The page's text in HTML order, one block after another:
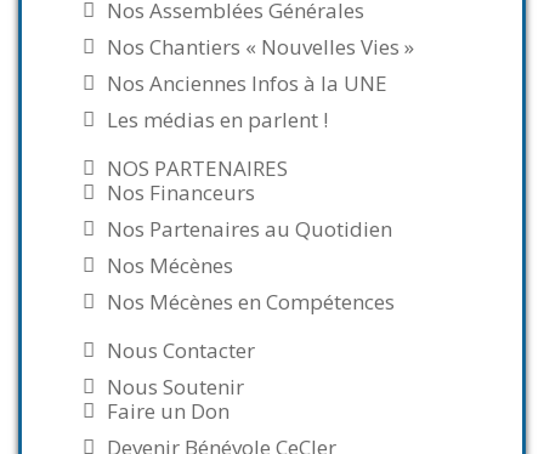
Nos Assemblées Générales
Nos Chantiers « Nouvelles Vies »
Nos Anciennes Infos à la UNE
Les médias en parlent !
NOS PARTENAIRES
Nos Financeurs
Nos Partenaires au Quotidien
Nos Mécènes
Nos Mécènes en Compétences
Nous Contacter
Nous Soutenir
Faire un Don
Devenir Bénévole CeCler